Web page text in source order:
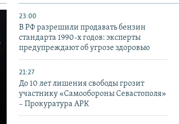
23:00
В РФ разрешили продавать бензин
стандарта 1990-х годов: эксперты
предупреждают об угрозе здоровью
21:27
До 10 лет лишения свободы грозит
участнику «Самообороны Севастополя»
– Прокуратура АРК